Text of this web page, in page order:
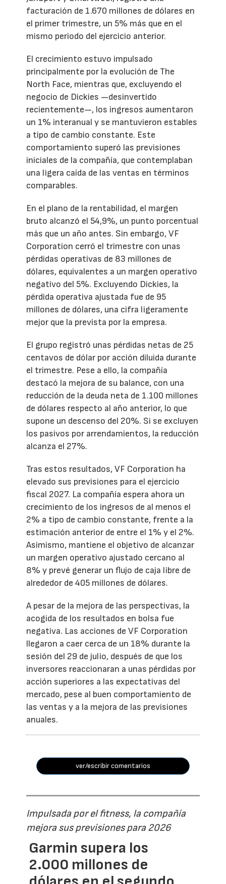
facturación de 1.670 millones de dólares en
el primer trimestre, un 5% más que en el
mismo periodo del ejercicio anterior.
El crecimiento estuvo impulsado
principalmente por la evolución de The
North Face, mientras que, excluyendo el
negocio de Dickies —desinvertido
recientemente—, los ingresos aumentaron
un 1% interanual y se mantuvieron estables
a tipo de cambio constante. Este
comportamiento superó las previsiones
iniciales de la compañía, que contemplaban
una ligera caída de las ventas en términos
comparables.
En el plano de la rentabilidad, el margen
bruto alcanzó el 54,9%, un punto porcentual
más que un año antes. Sin embargo, VF
Corporation cerró el trimestre con unas
pérdidas operativas de 83 millones de
dólares, equivalentes a un margen operativo
negativo del 5%. Excluyendo Dickies, la
pérdida operativa ajustada fue de 95
millones de dólares, una cifra ligeramente
mejor que la prevista por la empresa.
El grupo registró unas pérdidas netas de 25
centavos de dólar por acción diluida durante
el trimestre. Pese a ello, la compañía
destacó la mejora de su balance, con una
reducción de la deuda neta de 1.100 millones
de dólares respecto al año anterior, lo que
supone un descenso del 20%. Si se excluyen
los pasivos por arrendamientos, la reducción
alcanza el 27%.
Tras estos resultados, VF Corporation ha
elevado sus previsiones para el ejercicio
fiscal 2027. La compañía espera ahora un
crecimiento de los ingresos de al menos el
2% a tipo de cambio constante, frente a la
estimación anterior de entre el 1% y el 2%.
Asimismo, mantiene el objetivo de alcanzar
un margen operativo ajustado cercano al
8% y prevé generar un flujo de caja libre de
alrededor de 405 millones de dólares.
A pesar de la mejora de las perspectivas, la
acogida de los resultados en bolsa fue
negativa. Las acciones de VF Corporation
llegaron a caer cerca de un 18% durante la
sesión del 29 de julio, después de que los
inversores reaccionaran a unas pérdidas por
acción superiores a las expectativas del
mercado, pese al buen comportamiento de
las ventas y a la mejora de las previsiones
anuales.
ver/escribir comentarios
Impulsada por el fitness, la compañía
mejora sus previsiones para 2026
Garmin supera los
2.000 millones de